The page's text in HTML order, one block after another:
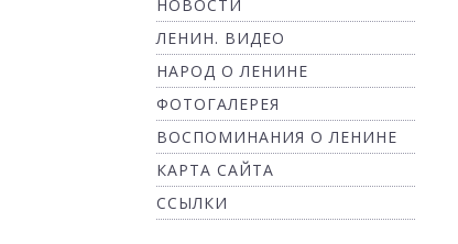
НОВОСТИ
ЛЕНИН. ВИДЕО
НАРОД О ЛЕНИНЕ
ФОТОГАЛЕРЕЯ
ВОСПОМИНАНИЯ О ЛЕНИНЕ
КАРТА САЙТА
ССЫЛКИ